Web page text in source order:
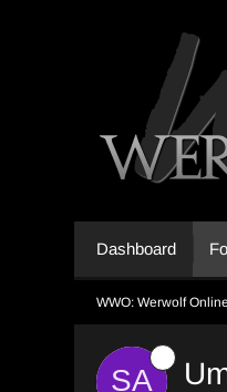
Dashboard
WWO: Werwolf Online